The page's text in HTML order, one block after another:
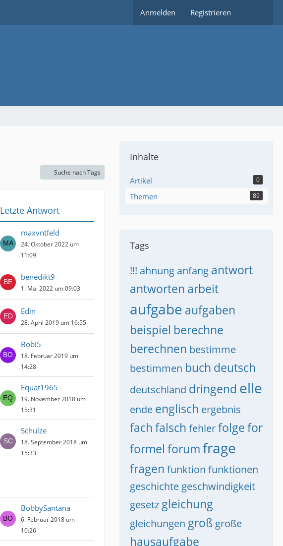
Anmelden Registrieren
Suche nach Tags
Letzte Antwort
maxvntfeld
24. Oktober 2022 um
11:09
benedikt9
1. Mai 2022 um 09:03
Edin
28. April 2019 um 16:55
Bobi5
18. Februar 2019 um
14:28
Equat1965
19. November 2018 um
15:31
Schulze
18. September 2018 um
15:33
BobbySantana
6. Februar 2018 um
10:26
Inhalte
Artikel 0
Themen 89
Tags
!!! ahnung anfang antwort
antworten arbeit
aufgabe aufgaben
beispiel berechne
berechnen bestimme
bestimmen buch deutsch
deutschland dringend elle
ende englisch ergebnis
fachfalsch fehlerfolgefor
formel forumfrage
fragen funktion funktionen
geschichte geschwindigkeit
gesetz gleichung
gleichungen groß große
hausaufgabe